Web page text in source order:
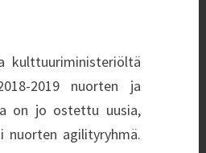
kulttuuriministeriöltä
2019 nuorten ja
on jo ostettu uusia,
nuorten agilityryhmä.